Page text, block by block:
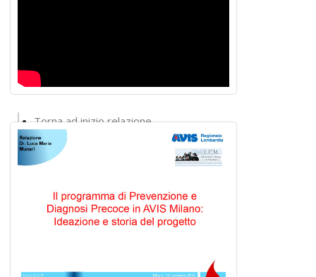
Torna ad inizio relazione
Torna alla lista interventi
Torna al convegno